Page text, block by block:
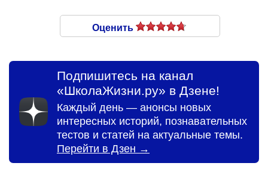
Оценить
Подпишитесь на канал
«ШколаЖизни.ру» в Дзене!
Каждый день — анонсы новых
интересных историй, познавательных
тестов и статей на актуальные темы.
Перейти в Дзен →